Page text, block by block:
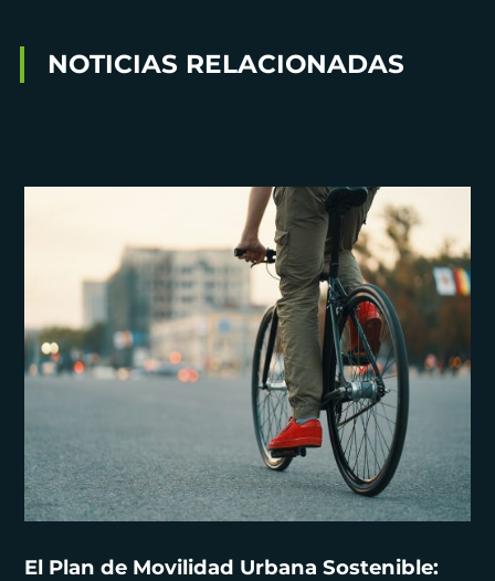
NOTICIAS RELACIONADAS
El Plan de Movilidad Urbana Sostenible: